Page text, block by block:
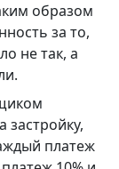
образом
за то,
не так, а
платеж